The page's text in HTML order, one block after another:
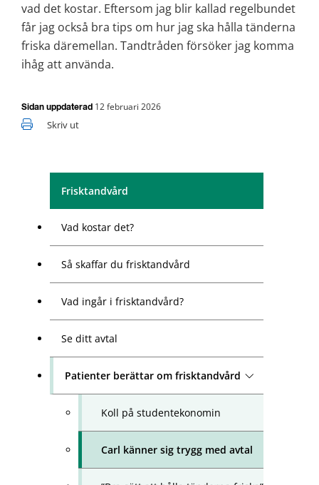
Frisktandvård
Vad kostar det?
Så skaffar du frisktandvård
Vad ingår i frisktandvård?
Se ditt avtal
Patienter berättar om frisktandvård
Koll på studentekonomin
Carl känner sig trygg med avtal
vad det kostar. Eftersom jag blir kallad regelbundet
får jag också bra tips om hur jag ska hålla tänderna
friska däremellan. Tandtråden försöker jag komma
ihåg att använda.
Sidan uppdaterad 12 februari 2026
Skriv ut